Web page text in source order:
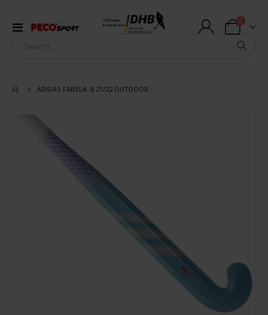
Navigation
offizieller
Partner des
Warenkorb
0Artikel
ADIDAS FABELA .8 21/22 OUTDOOR